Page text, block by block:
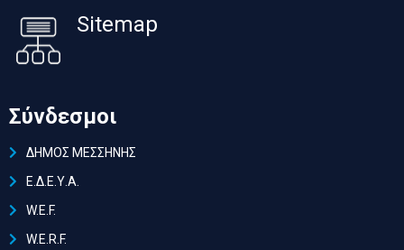
Sitemap
Σύνδεσμοι
ΔΗΜΟΣ ΜΕΣΣΗΝΗΣ
Ε.Δ.Ε.Υ.Α.
W.E.F.
W.E.R.F.